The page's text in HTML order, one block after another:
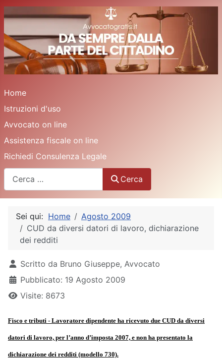
Home
Istruzioni d'uso
Avvocato on line
Assistenza fiscale on line
Richiedi Consulenza Legale
Cerca
Sei qui: Home
Agosto 2009
CUD da diversi datori di lavoro, dichiarazione
dei redditi
Dettagli
Scritto da Bruno Giuseppe, Avvocato
Pubblicato: 19 Agosto 2009
Visite: 8673
Fisco e tributi - Lavoratore dipendente ha ricevuto due CUD da diversi
datori di lavoro, per l’anno d’imposta 2007, e non ha presentato la
dichiarazione dei redditi (modello 730).